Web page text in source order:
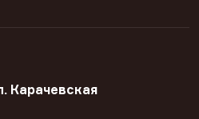
Карачевская